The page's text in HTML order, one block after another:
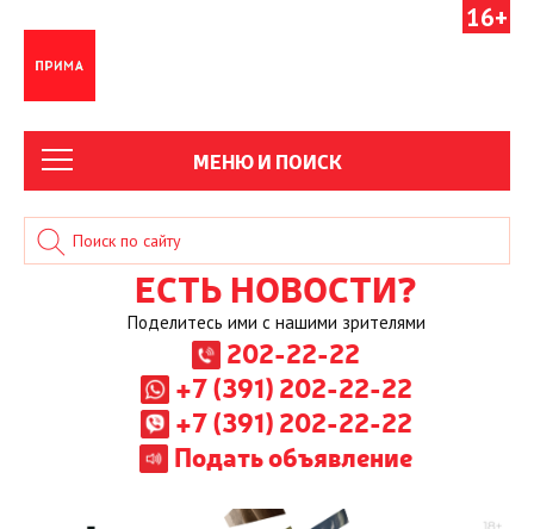
16+
МЕНЮ И ПОИСК
ЕСТЬ НОВОСТИ?
Поделитесь ими с нашими зрителями
202-22-22
+7 (391) 202-22-22
+7 (391) 202-22-22
Подать объявление